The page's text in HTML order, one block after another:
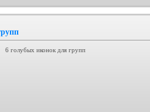
6 голубых иконок для групп